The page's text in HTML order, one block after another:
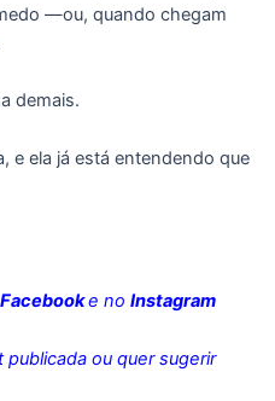
—ou, quando chegam
demais.
e ela já está entendendo que
Facebooke no Instagram
ou quer sugerir